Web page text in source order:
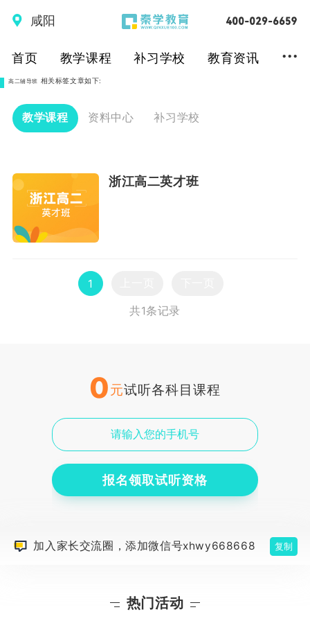
咸阳
首页 教学课程 补习学校 教育资讯 ...
高二辅导班 相关标签文章如下:
教学课程 资料中心 补习学校
浙江高二英才班
1
共1条记录
0元试听各科目课程
报名领取试听资格
加入家长交流圈，添加微信号xhwy668668 复制
热门活动